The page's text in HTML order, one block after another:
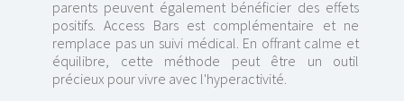
parents peuvent également bénéficier des effets
positifs. Access Bars est complémentaire et ne
remplace pas un suivi médical. En offrant calme et
équilibre, cette méthode peut être un outil
précieux pour vivre avec l'hyperactivité.